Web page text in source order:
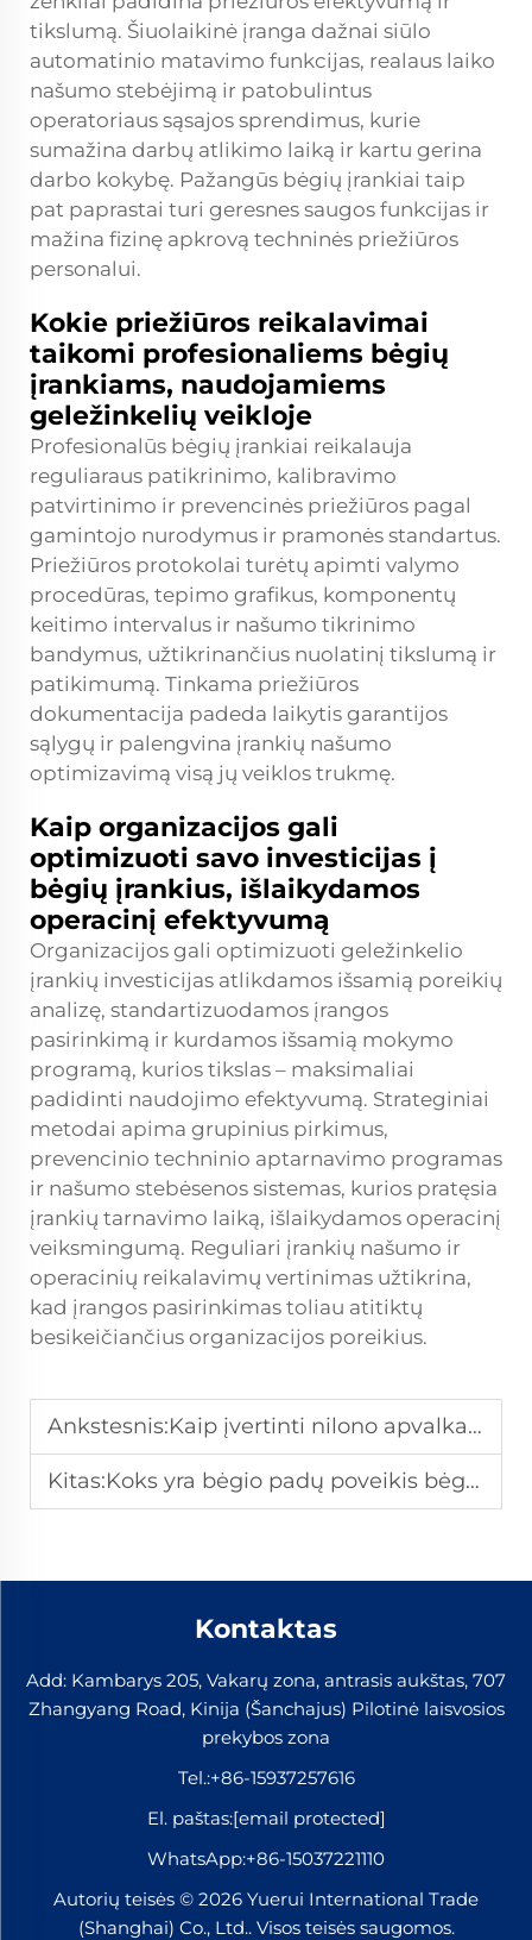
tikslumą. Šiuolaikinė įranga dažnai siūlo
automatinio matavimo funkcijas, realaus laiko
našumo stebėjimą ir patobulintus
operatoriaus sąsajos sprendimus, kurie
sumažina darbų atlikimo laiką ir kartu gerina
darbo kokybę. Pažangūs bėgių įrankiai taip
pat paprastai turi geresnes saugos funkcijas ir
mažina fizinę apkrovą techninės priežiūros
personalui.
Kokie priežiūros reikalavimai
taikomi profesionaliems bėgių
įrankiams, naudojamiems
geležinkelių veikloje
Profesionalūs bėgių įrankiai reikalauja
reguliaraus patikrinimo, kalibravimo
patvirtinimo ir prevencinės priežiūros pagal
gamintojo nurodymus ir pramonės standartus.
Priežiūros protokolai turėtų apimti valymo
procedūras, tepimo grafikus, komponentų
keitimo intervalus ir našumo tikrinimo
bandymus, užtikrinančius nuolatinį tikslumą ir
patikimumą. Tinkama priežiūros
dokumentacija padeda laikytis garantijos
sąlygų ir palengvina įrankių našumo
optimizavimą visą jų veiklos trukmę.
Kaip organizacijos gali
optimizuoti savo investicijas į
bėgių įrankius, išlaikydamos
operacinį efektyvumą
Organizacijos gali optimizuoti geležinkelio
įrankių investicijas atlikdamos išsamią poreikių
analizę, standartizuodamos įrangos
pasirinkimą ir kurdamos išsamią mokymo
programą, kurios tikslas – maksimaliai
padidinti naudojimo efektyvumą. Strateginiai
metodai apima grupinius pirkimus,
prevencinio techninio aptarnavimo programas
ir našumo stebėsenos sistemas, kurios pratęsia
įrankių tarnavimo laiką, išlaikydamos operacinį
veiksmingumą. Reguliari įrankių našumo ir
operacinių reikalavimų vertinimas užtikrina,
kad įrangos pasirinkimas toliau atitiktų
besikeičiančius organizacijos poreikius.
Ankstesnis:Kaip įvertinti nilono apvalkalo kokybę prieš didelius kiekius pirkti?
Kitas:Koks yra bėgio padų poveikis bėgių ilgaamžiškumui ir techninėms prižiūrėjimo priemonėms?
Kontaktas
Add: Kambarys 205, Vakarų zona, antrasis aukštas, 707
Zhangyang Road, Kinija (Šanchajus) Pilotinė laisvosios
prekybos zona
Tel.:+86-15937257616
El. paštas:[email protected]
WhatsApp:+86-15037221110
Autorių teisės © 2026 Yuerui International Trade
(Shanghai) Co., Ltd.. Visos teisės saugomos.